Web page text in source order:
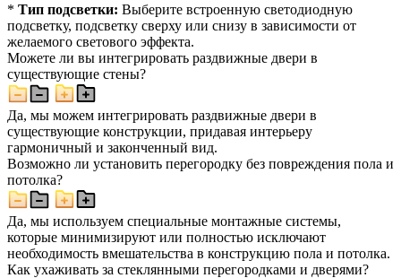
* Тип подсветки: Выберите встроенную светодиодную
подсветку, подсветку сверху или снизу в зависимости от
желаемого светового эффекта.
Можете ли вы интегрировать раздвижные двери в
существующие стены?
Да, мы можем интегрировать раздвижные двери в
существующие конструкции, придавая интерьеру
гармоничный и законченный вид.
Возможно ли установить перегородку без повреждения пола и
потолка?
Да, мы используем специальные монтажные системы,
которые минимизируют или полностью исключают
необходимость вмешательства в конструкцию пола и потолка.
Как ухаживать за стеклянными перегородками и дверями?